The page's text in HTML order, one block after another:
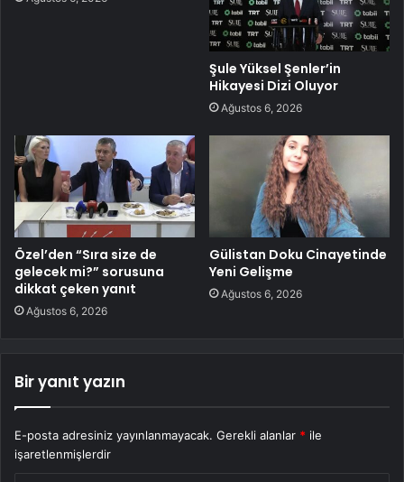
Şule Yüksel Şenler’in
Hikayesi Dizi Oluyor
Ağustos 6, 2026
Özel’den “Sıra size de
gelecek mi?” sorusuna
dikkat çeken yanıt
Ağustos 6, 2026
Gülistan Doku Cinayetinde
Yeni Gelişme
Ağustos 6, 2026
Bir yanıt yazın
E-posta adresiniz yayınlanmayacak. Gerekli alanlar * ile
işaretlenmişlerdir